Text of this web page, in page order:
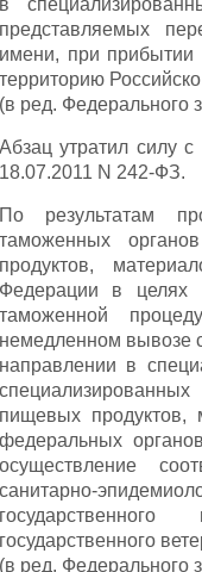
представляемых
имени, при прибытии
территорию
(в ред. Федерального
Абзац утратил силу
18.07.2011 N 242-ФЗ.
По результатам
таможенных
продуктов,
Федерации в целях
таможенной
немедленном вывозе
направлении в
пищевых продуктов,
федеральных
осуществление
санитарно-
государственного
(в ред. Федерального